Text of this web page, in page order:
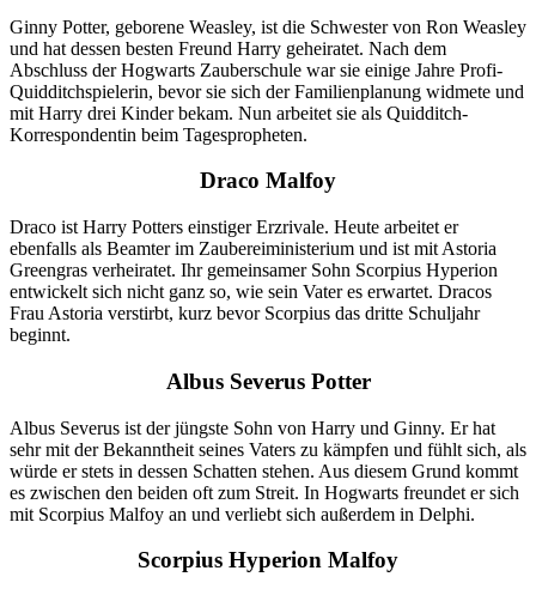
Ginny Potter, geborene Weasley, ist die Schwester von Ron Weasley
und hat dessen besten Freund Harry geheiratet. Nach dem
Abschluss der Hogwarts Zauberschule war sie einige Jahre Profi-
Quidditchspielerin, bevor sie sich der Familienplanung widmete und
mit Harry drei Kinder bekam. Nun arbeitet sie als Quidditch-
Korrespondentin beim Tagespropheten.
Draco Malfoy
Draco ist Harry Potters einstiger Erzrivale. Heute arbeitet er
ebenfalls als Beamter im Zaubereiministerium und ist mit Astoria
Greengras verheiratet. Ihr gemeinsamer Sohn Scorpius Hyperion
entwickelt sich nicht ganz so, wie sein Vater es erwartet. Dracos
Frau Astoria verstirbt, kurz bevor Scorpius das dritte Schuljahr
beginnt.
Albus Severus Potter
Albus Severus ist der jüngste Sohn von Harry und Ginny. Er hat
sehr mit der Bekanntheit seines Vaters zu kämpfen und fühlt sich, als
würde er stets in dessen Schatten stehen. Aus diesem Grund kommt
es zwischen den beiden oft zum Streit. In Hogwarts freundet er sich
mit Scorpius Malfoy an und verliebt sich außerdem in Delphi.
Scorpius Hyperion Malfoy